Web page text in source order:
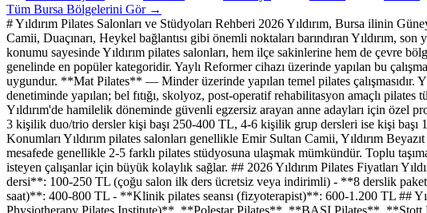
Tüm Bursa Bölgelerini Gör →
# Yıldırım Pilates Salonları ve Stüdyoları Rehberi 2026 Yıldırım, Bursa ilinin
Camii, Duaçınarı, Heykel bağlantısı gibi önemli noktaları barındıran Yıldırım,
konumu sayesinde Yıldırım pilates salonları, hem ilçe sakinlerine hem de çevre
genelinde en popüler kategoridir. Yaylı Reformer cihazı üzerinde yapılan bu
uygundur. **Mat Pilates** — Minder üzerinde yapılan temel pilates
denetiminde yapılan; bel fıtığı, skolyoz, post-operatif rehabilitasyon amaçlı
Yıldırım'de hamilelik döneminde güvenli egzersiz arayan anne adayları için
3 kişilik duo/trio dersler kişi başı 250-400 TL, 4-6 kişilik grup dersleri ise kişi başı
Konumları Yıldırım pilates salonları genellikle Emir Sultan Camii, Yıldırım
mesafede genellikle 2-5 farklı pilates stüdyosuna ulaşmak mümkündür. Toplu
isteyen çalışanlar için büyük kolaylık sağlar. ## 2026 Yıldırım Pilates Fiyatları
dersi**: 100-250 TL (çoğu salon ilk ders ücretsiz veya indirimli) - **8 derslik
saat)**: 400-800 TL - **Klinik pilates seansı (fizyoterapist)**: 600-1.200 TL ##
Physiotherapy Pilates Institute)**, **Polestar Pilates**, **BASI Pilates**, **Stott